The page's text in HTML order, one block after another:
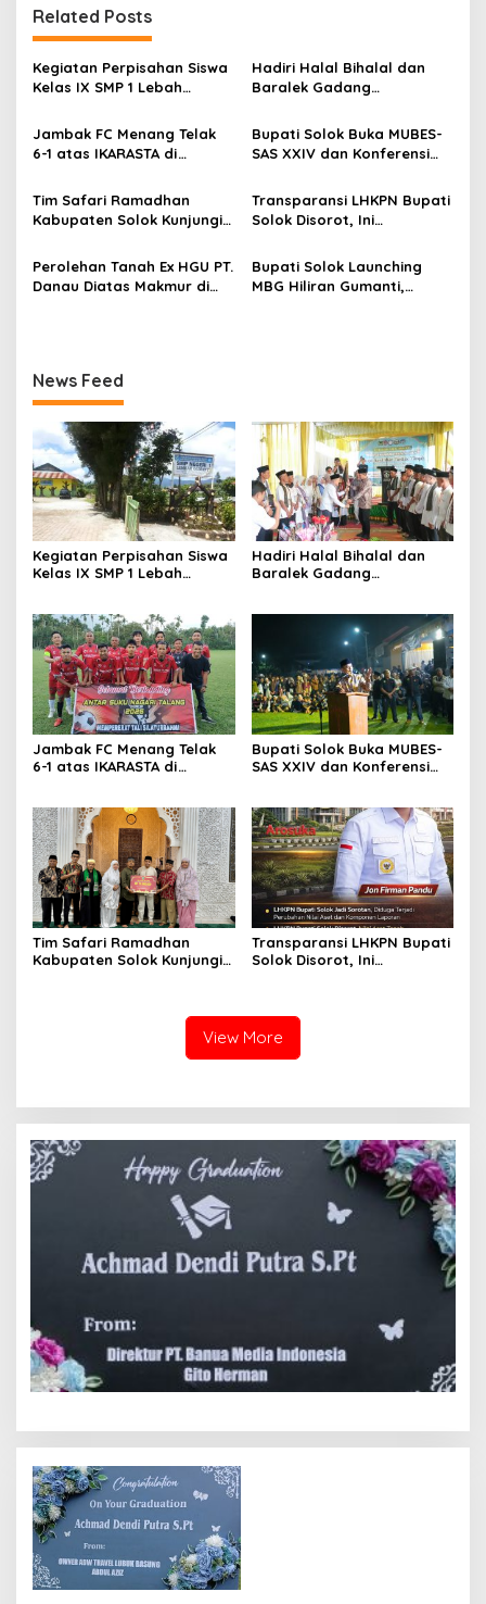
a
s
i
o
Related Posts
Kegiatan Perpisahan Siswa
Kelas IX SMP 1 Lebah
Pila Alahan Panjang Menuai
Sorotan Tajam
Hadiri Halal Bihalal dan
Baralek Gadang
Tangah, Bupati Solok
Sekaligus Meresmikan
Jambak FC Menang Telak
6-1 atas IKARASTA di
Talang
Bupati Solok Buka MUBES-
SAS XXIV dan Konferensi
Tim Safari Ramadhan
Kabupaten Solok Kunjungi
Batu Cupak
Transparansi LHKPN Bupati
Solok Disorot, Ini
Perolehan Tanah Ex HGU PT.
Danau Diatas Makmur di
Bupati Solok Launching
MBG Hiliran Gumanti,
News Feed
Kegiatan Perpisahan Siswa
Kelas IX SMP 1 Lebah
Sorotan Tajam
Hadiri Halal Bihalal dan
Baralek Gadang
Sekaligus Meresmikan
Menara Masjid Nurul Iman
Jambak FC Menang Telak
6-1 atas IKARASTA di
Bupati Solok Buka MUBES-
SAS XXIV dan Konferensi
Tim Safari Ramadhan
Kabupaten Solok Kunjungi
Transparansi LHKPN Bupati
Solok Disorot, Ini
View More